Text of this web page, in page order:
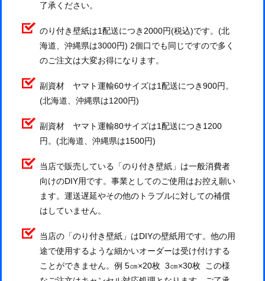
了承ください。
のり付き壁紙は1配送につき2000円(税込)です。(北
海道、沖縄県は3000円) 2個口でも同じですので多く
のご注文は大変お得になります。
副資材 ヤマト運輸60サイズは1配送につき900円。
(北海道、沖縄県は1200円)
副資材 ヤマト運輸80サイズは1配送につき1200
円。(北海道、沖縄県は1500円)
当店で販売している「のり付き壁紙」は一般消費者
向けのDIY用です。事業としてのご使用はお控え願い
ます。運送遅延やその他のトラブルに対しての補償
はしていません。
当店の「のり付き壁紙」はDIYの壁紙用です。他の用
途で使用するような細かいオーダーは受け付けする
ことができません。例 5㎝×20枚 3㎝×30枚 この様